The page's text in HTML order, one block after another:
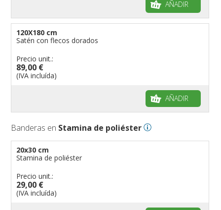
AÑADIR
120X180 cm
Satén con flecos dorados
Precio unit.:
89,00 €
(IVA incluída)
AÑADIR
Banderas en Stamina de poliéster
20x30 cm
Stamina de poliéster
Precio unit.:
29,00 €
(IVA incluída)